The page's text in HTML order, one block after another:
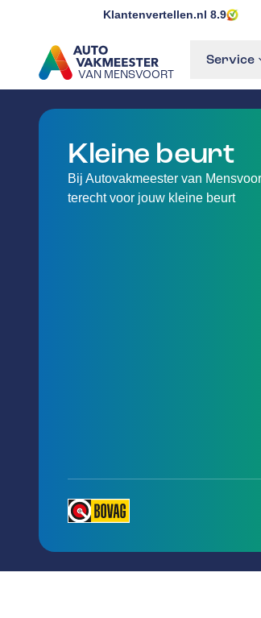
Klantenvertellen.nl 8.9
VAN MENSVOORT
GA NAAR DE HOMEPAGINA
Service
Kleine beurt
Bij Autovakmeester van
terecht voor jouw kleine beurt